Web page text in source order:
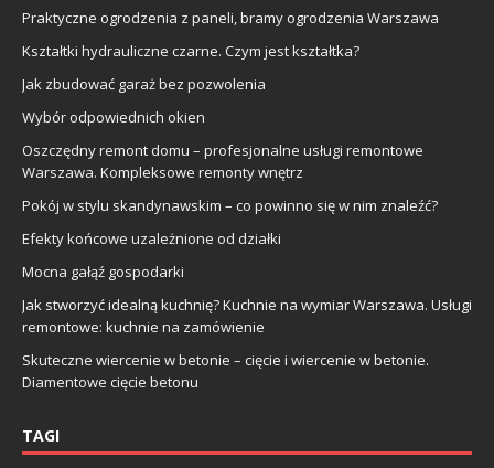
Praktyczne ogrodzenia z paneli, bramy ogrodzenia Warszawa
Kształtki hydrauliczne czarne. Czym jest kształtka?
Jak zbudować garaż bez pozwolenia
Wybór odpowiednich okien
Oszczędny remont domu – profesjonalne usługi remontowe
Warszawa. Kompleksowe remonty wnętrz
Pokój w stylu skandynawskim – co powinno się w nim znaleźć?
Efekty końcowe uzależnione od działki
Mocna gałąź gospodarki
Jak stworzyć idealną kuchnię? Kuchnie na wymiar Warszawa. Usługi
remontowe: kuchnie na zamówienie
Skuteczne wiercenie w betonie – cięcie i wiercenie w betonie.
Diamentowe cięcie betonu
TAGI